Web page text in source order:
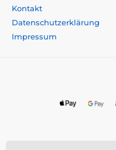
Kontakt
Datenschutzerklärung
Impressum